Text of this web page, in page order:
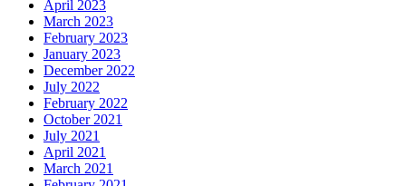
April 2023
March 2023
February 2023
January 2023
December 2022
July 2022
February 2022
October 2021
July 2021
April 2021
March 2021